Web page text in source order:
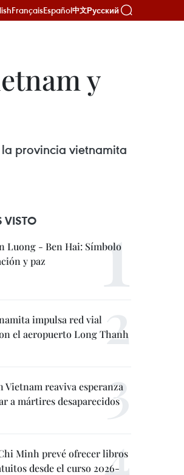
FrançaisEspañol中文Русский
y
provincia vietnamita
VISTO
Luong - Ben Hai: Símbolo
y paz
impulsa red vial
el aeropuerto Long Thanh
Vietnam reaviva esperanza
a mártires desaparecidos
Minh prevé ofrecer libros
desde el curso 2026-